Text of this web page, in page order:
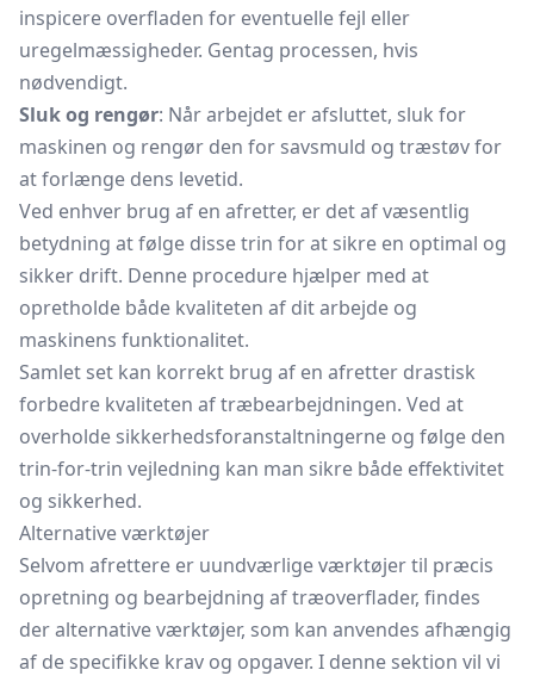
inspicere overfladen for eventuelle fejl eller
uregelmæssigheder. Gentag processen, hvis
nødvendigt.
Sluk og rengør: Når arbejdet er afsluttet, sluk for
maskinen og rengør den for savsmuld og træstøv for
at forlænge dens levetid.
Ved enhver brug af en afretter, er det af væsentlig
betydning at følge disse trin for at sikre en optimal og
sikker drift. Denne procedure hjælper med at
opretholde både kvaliteten af dit arbejde og
maskinens funktionalitet.
Samlet set kan korrekt brug af en afretter drastisk
forbedre kvaliteten af træbearbejdningen. Ved at
overholde sikkerhedsforanstaltningerne og følge den
trin-for-trin vejledning kan man sikre både effektivitet
og sikkerhed.
Alternative værktøjer
Selvom afrettere er uundværlige værktøjer til præcis
opretning og bearbejdning af træoverflader, findes
der alternative værktøjer, som kan anvendes afhængig
af de specifikke krav og opgaver. I denne sektion vil vi